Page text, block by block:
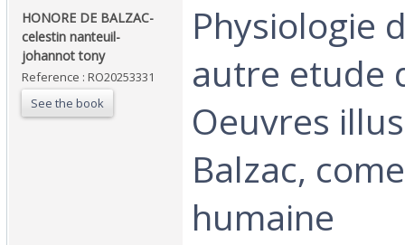
‎HONORE DE BALZAC-
celestin nanteuil-
johannot tony‎
Reference : RO20253331
See the book
‎Physiologie
autre etude
Oeuvres
Balzac,
humaine‎